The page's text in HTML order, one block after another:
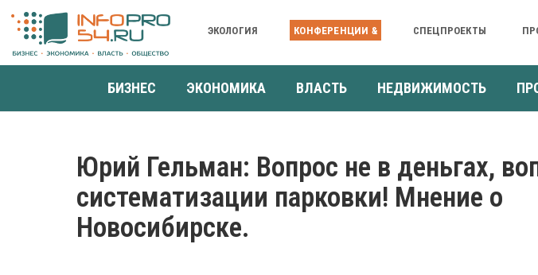
ЭКОЛОГИЯ КОНФЕРЕНЦИИ & СПЕЦПРОЕКТЫ
БИЗНЕС ЭКОНОМИКА ВЛАСТЬ НЕДВИЖИМОСТЬ
Юрий Гельман: Вопрос не в деньгах,
систематизации парковки! Мнение о
Новосибирске.